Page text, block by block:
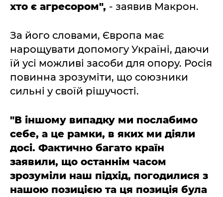
хто є агресором", - заявив Макрон.
За його словами, Європа має
нарощувати допомогу Україні, даючи
їй усі можливі засоби для опору. Росія
повинна зрозуміти, що союзники
сильні у своїй рішучості.
"В іншому випадку ми послабимо
себе, а це рамки, в яких ми діяли
досі. Фактично багато країн
заявили, що останнім часом
зрозуміли наш підхід, погодилися з
нашою позицією та ця позиція була